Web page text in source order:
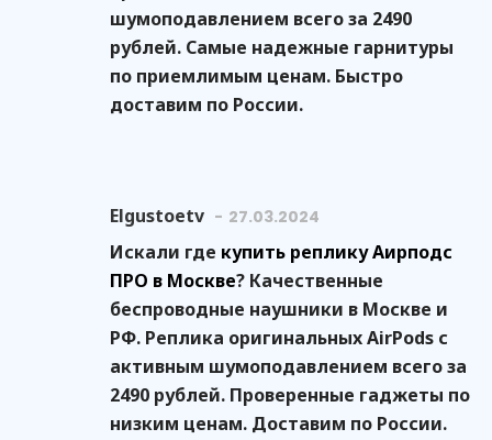
шумоподавлением всего за 2490
рублей. Самые надежные гарнитуры
по приемлимым ценам. Быстро
доставим по России.
Elgustoetv 27.03.2024
Искали где купить реплику Аирподс
ПРО в Москве? Качественные
беспроводные наушники в Москве и
РФ. Реплика оригинальных AirPods с
активным шумоподавлением всего за
2490 рублей. Проверенные гаджеты по
низким ценам. Доставим по России.